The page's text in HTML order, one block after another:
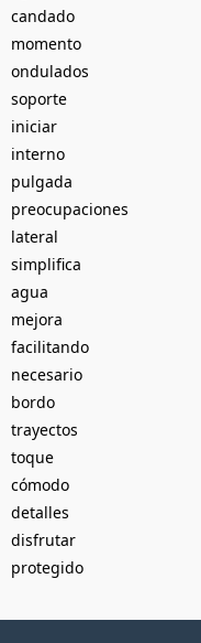
candado
momento
ondulados
soporte
iniciar
interno
pulgada
preocupaciones
lateral
simplifica
agua
mejora
facilitando
necesario
bordo
trayectos
toque
cómodo
detalles
disfrutar
protegido